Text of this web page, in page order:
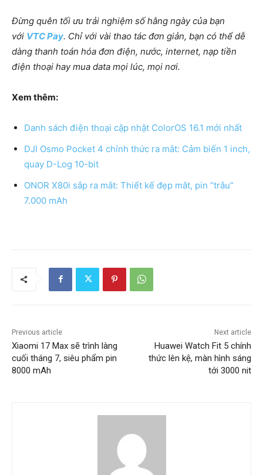
Đừng quên tối ưu trải nghiệm số hằng ngày của bạn
với VTC Pay. Chỉ với vài thao tác đơn giản, bạn có thể dễ
dàng thanh toán hóa đơn điện, nước, internet, nạp tiền
điện thoại hay mua data mọi lúc, mọi nơi.
Xem thêm:
Danh sách điện thoại cập nhật ColorOS 16.1 mới nhất
DJI Osmo Pocket 4 chính thức ra mắt: Cảm biến 1 inch,
quay D-Log 10-bit
ONOR X80i sắp ra mắt: Thiết kế đẹp mắt, pin “trâu”
7.000 mAh
Previous article
Xiaomi 17 Max sẽ trình làng
cuối tháng 7, siêu phẩm pin
8000 mAh
Next article
Huawei Watch Fit 5 chính
thức lên kệ, màn hình sáng
tới 3000 nit